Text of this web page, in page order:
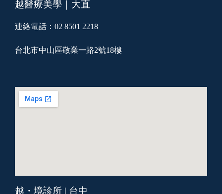
越醫療美學｜大直
連絡電話：02 8501 2218
台北市中山區敬業一路2號18樓
越・境診所 | 台中